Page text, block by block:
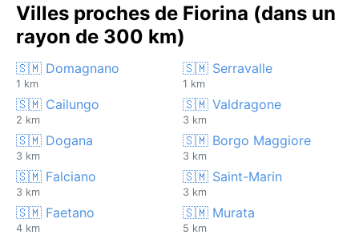
Villes proches de Fiorina (dans un
rayon de 300 km)
🇸🇲 Domagnano
1 km
🇸🇲 Serravalle
1 km
🇸🇲 Cailungo
2 km
🇸🇲 Valdragone
3 km
🇸🇲 Dogana
3 km
🇸🇲 Borgo Maggiore
3 km
🇸🇲 Falciano
3 km
🇸🇲 Saint-Marin
3 km
🇸🇲 Faetano
4 km
🇸🇲 Murata
5 km